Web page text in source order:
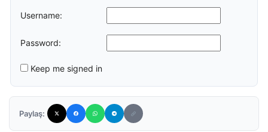
Username:
Password:
Keep me signed in
Paylaş: